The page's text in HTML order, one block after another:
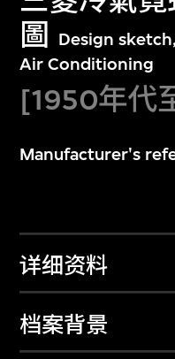
圖
Design
Air Conditioning
[1950年代
Manufacturer's
详细资料
档案背景